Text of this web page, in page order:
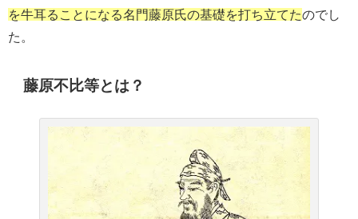
を牛耳ることになる名門藤原氏の基礎を打ち立てたのでし
た。
藤原不比等とは？